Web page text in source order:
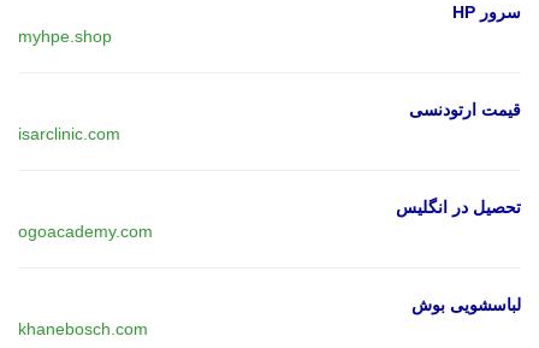
سرور HP
myhpe.shop
قیمت ارتودنسی
isarclinic.com
تحصیل در انگلیس
ogoacademy.com
لباسشویی بوش
khanebosch.com